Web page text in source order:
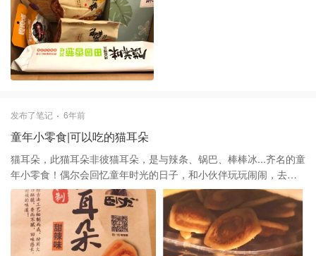
发布了笔记 6年前
童年小零食|可以吃的猫耳朵
猫耳朵，此猫耳朵非彼猫耳朵，是与辣条、锅巴、棒棒冰...齐名的童
年小零食！偶尔会回忆童年时光的日子，和小伙伴玩玩闹闹，去小
店铺买买零食、一角、两角、五角都是那时珍惜的，可以买各种喜
欢吃的，泡泡糖、糖果、冰棍... 这次买了两包卧龙猫耳朵，一包甜
辣味，一包五香味，比起小时候吃薄脆偏硬的现在这个更偏酥脆，
甜辣味的不辣口感偏甜，多吃几口会有点发腻，个人更喜欢吃五香